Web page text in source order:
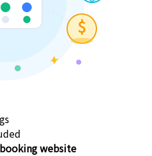
$
website